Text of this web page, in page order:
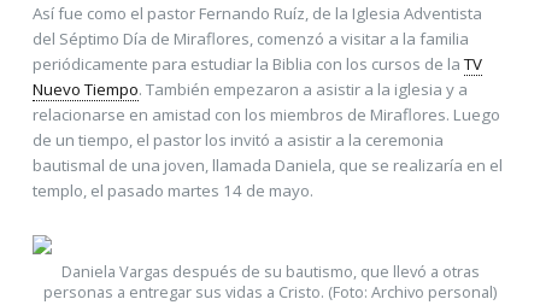
Así fue como el pastor Fernando Ruíz, de la Iglesia Adventista
del Séptimo Día de Miraflores, comenzó a visitar a la familia
periódicamente para estudiar la Biblia con los cursos de laTV
Nuevo Tiempo. También empezaron a asistir a la iglesia y a
relacionarse en amistad con los miembros de Miraflores. Luego
de un tiempo, el pastor los invitó a asistir a la ceremonia
bautismal de una joven, llamada Daniela, que se realizaría en el
templo, el pasado martes 14 de mayo.
Daniela Vargas después de su bautismo, que llevó a otras
personas a entregar sus vidas a Cristo. (Foto: Archivo personal)